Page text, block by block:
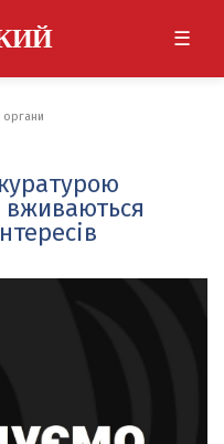
☰
вживаються